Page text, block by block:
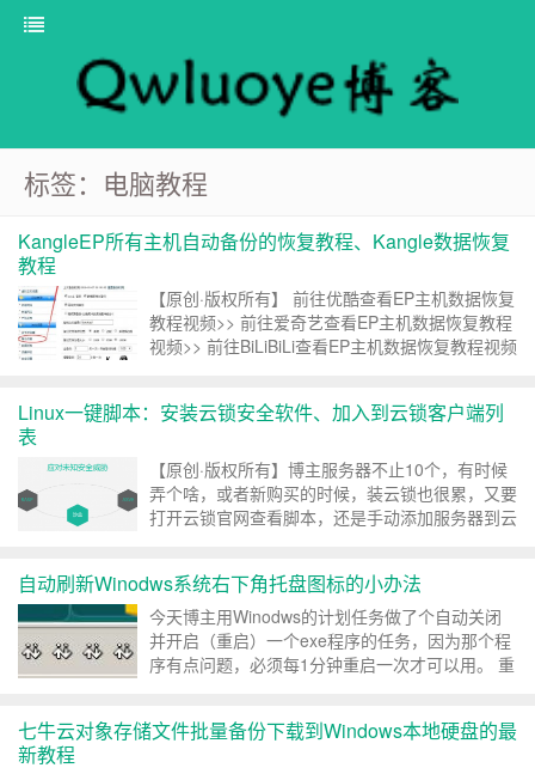
标签：电脑教程
KangleEP所有主机自动备份的恢复教程、Kangle数据恢复
教程
【原创·版权所有】 前往优酷查看EP主机数据恢复
教程视频>> 前往爱奇艺查看EP主机数据恢复教程
视频>> 前往BiLiBiLi查看EP主机数据恢复教程视频
Linux一键脚本：安装云锁安全软件、加入到云锁客户端列
表
【原创·版权所有】博主服务器不止10个，有时候
弄个啥，或者新购买的时候，装云锁也很累，又要
打开云锁官网查看脚本，还是手动添加服务器到云
欢的一款Linux服务器上的安全软件，很强大，也
可以扫...
自动刷新Winodws系统右下角托盘图标的小办法
今天博主用Winodws的计划任务做了个自动关闭
并开启（重启）一个exe程序的任务，因为那个程
序有点问题，必须每1分钟重启一次才可以用。 重
出现一个程序的标志，没过几分钟就出现了一大
七牛云对象存储文件批量备份下载到Windows本地硬盘的最
新教程